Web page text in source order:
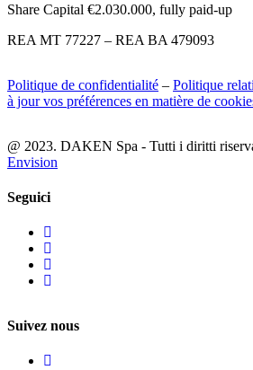
Share Capital €2.030.000, fully paid-up
REA MT 77227 – REA BA 479093
Politique de confidentialité – Politique
à jour vos préférences en matière de
@ 2023. DAKEN Spa - Tutti i diritti
Envision
Seguici
Suivez nous